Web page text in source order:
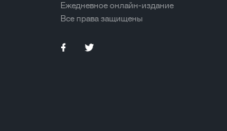
Ежедневное онлайн-издание
Все права защищены